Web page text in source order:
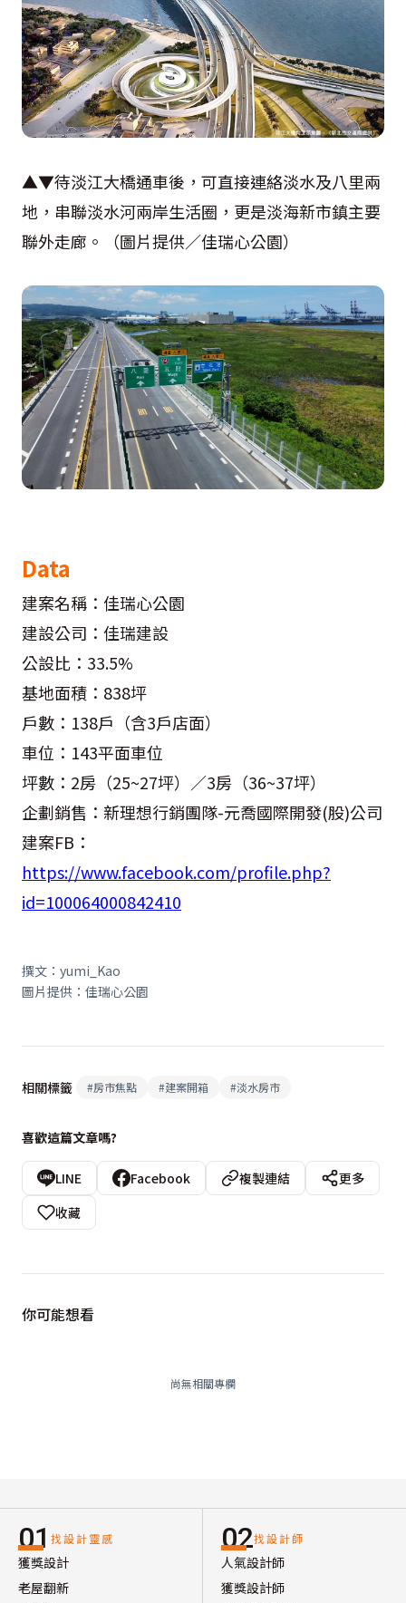
▲▼待淡江大橋通車後，可直接連絡淡水及八里兩
地，串聯淡水河兩岸生活圈，更是淡海新市鎮主要
聯外走廊。（圖片提供／佳瑞心公園）
Data
建案名稱：佳瑞心公園
建設公司：佳瑞建設
公設比：33.5%
基地面積：838坪
戶數：138戶（含3戶店面）
車位：143平面車位
坪數：2房（25~27坪）／3房（36~37坪）
企劃銷售：新理想行銷團隊-元喬國際開發(股)公司
建案FB：
https://www.facebook.com/profile.php?
id=100064000842410
撰文：yumi_Kao
圖片提供：佳瑞心公園
相關標籤 #房市焦點 #建案開箱 #淡水房市
喜歡這篇文章嗎?
LINE Facebook 複製連結
更多
收藏
你可能想看
尚無相關專欄
01 找設計靈感
獲獎設計
老屋翻新
02找設計師
人氣設計師
獲獎設計師